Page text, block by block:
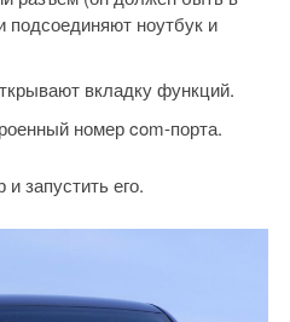
подсоединяют ноутбук и
вкладку функций.
номер com-порта.
запустить его.